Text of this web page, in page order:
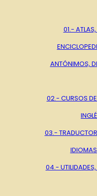
01.-
ANTÓNIMOS,
02.- CURSOS DE
03.-
04.-